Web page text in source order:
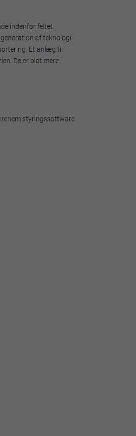
indenfor feltet.
af teknologi
Et anlæg til
De er blot mere
styringssoftware